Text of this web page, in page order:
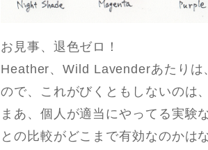
お見事、退色ゼロ！
Heather、Wild Lavenderあたりは
ので、これがびくともしないのは
まあ、個人が適当にやってる実験
との比較がどこまで有効なのかは